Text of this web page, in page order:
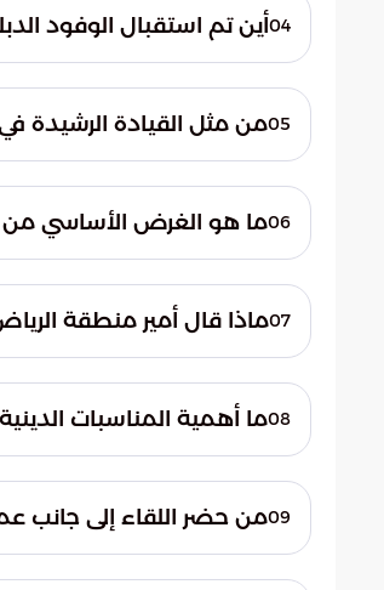
الاستقبال حرص المملكة على
الدبلوماسية.
04أين تم استقبال الوفود
وذلك في قصر الحكم. يعد05من مثل القيادة الرشيدة
قام بذلك نيابة عن خادم
الأمير محمد بن سلمان.
06ما هو الغرض الأساسي من
الرشيدة في المملكة. هذا07ماذا قال أمير منطقة
على مشاعرهم النبيلة. كما08ما أهمية المناسبات
التهاني وتعزيز التفاهم09من حضر اللقاء إلى جانب